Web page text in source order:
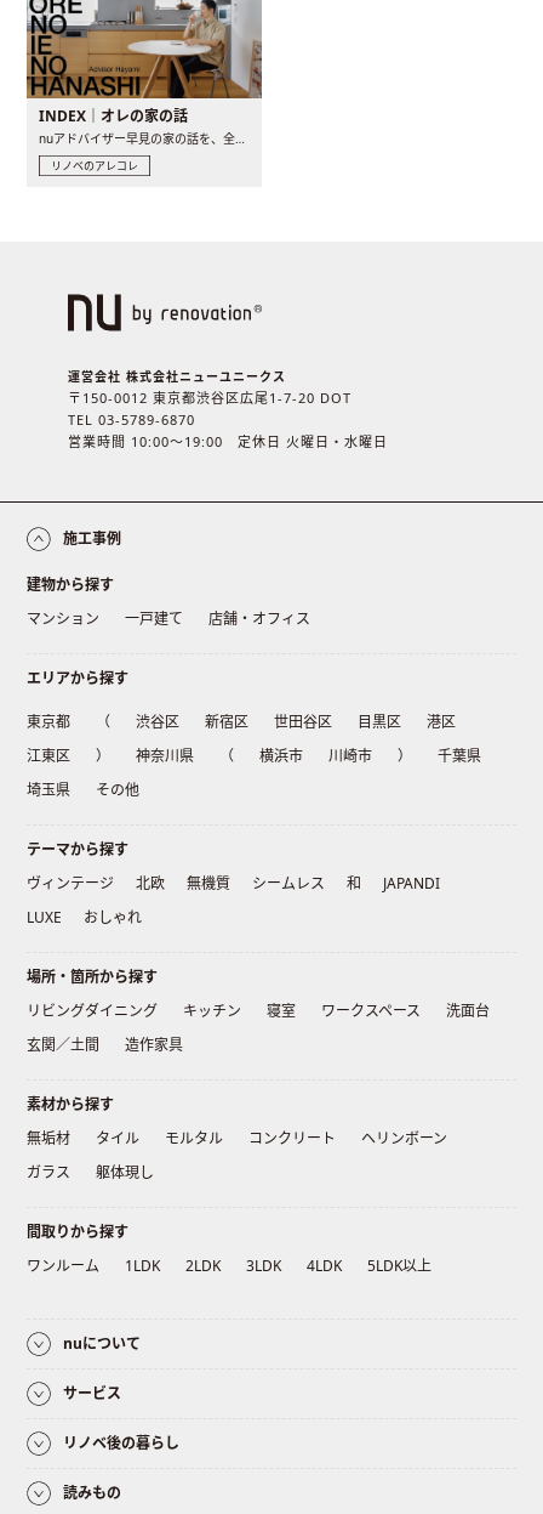
INDEX｜オレの家の話
リノベのアレコレ
運営会社 株式会社ニューユニークス
〒150-0012 東京都渋谷区広尾1-7-20 DOT
TEL 03-5789-6870
営業時間 10:00〜19:00 定休日 火曜日・水曜日
施工事例
建物から探す
マンション
一戸建て 店舗・オフィス
エリアから探す
東京都 （ 渋谷区 新宿区 世田谷区 目黒区
港区
江東区
） 神奈川県 （ 横浜市 川崎市 ）
千葉県
埼玉県
その他
テーマから探す
ヴィンテージ
北欧 無機質 シームレス 和
JAPANDI
LUXE
おしゃれ
場所・箇所から探す
リビングダイニング
キッチン 寝室 ワークスペース
洗面台
玄関／土間
造作家具
素材から探す
無垢材
タイル モルタル コンクリート
ヘリンボーン
ガラス
躯体現し
間取りから探す
ワンルーム
1LDK 2LDK 3LDK 4LDK 5LDK以上
nuについて
サービス
リノベ後の暮らし
読みもの